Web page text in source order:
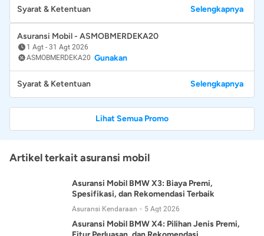
Syarat & Ketentuan Selengkapnya
Asuransi Mobil - ASMOBMERDEKA20
1 Agt - 31 Agt 2026
ASMOBMERDEKA20 Gunakan
Syarat & Ketentuan Selengkapnya
Lihat Semua Promo
Artikel terkait asuransi mobil
Asuransi Mobil BMW X3: Biaya Premi,
Spesifikasi, dan Rekomendasi Terbaik
Asuransi Kendaraan 5 Agt 2026
Asuransi Mobil BMW X4: Pilihan Jenis Premi,